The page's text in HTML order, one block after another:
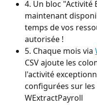
4. Un bloc "Activité
maintenant
temps de vos
autorisée !
5. Chaque mois via
CSV ajoute les
l'activité
configurées sur les
WExtractPayroll